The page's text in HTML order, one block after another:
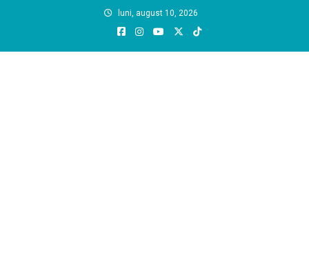
luni, august 10, 2026